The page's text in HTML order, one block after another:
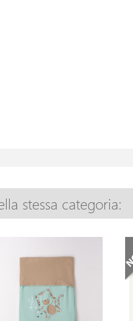
stessa categoria: